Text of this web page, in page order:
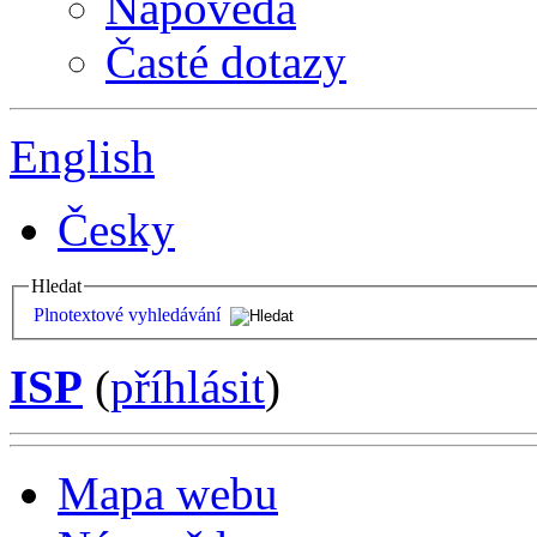
Časté dotazy
English
Česky
Hledat
Plnotextové vyhledávání
ISP (příhlásit)
Mapa webu